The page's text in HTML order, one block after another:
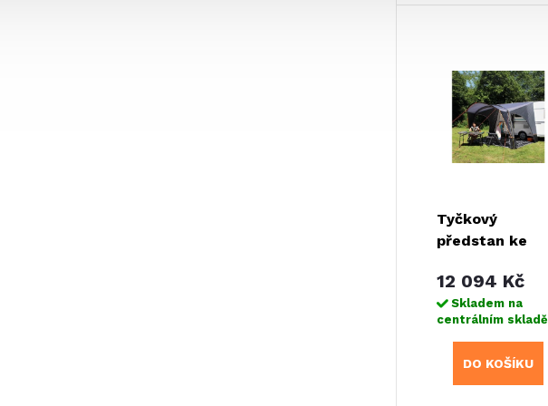
Tyčkový
předstan ke
12 094 Kč
Skladem na
centrálním skladě
DO KOŠÍKU